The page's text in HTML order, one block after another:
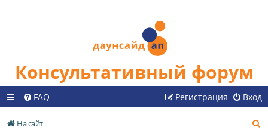
Консультативный форум
FAQ Вход
Регистрация
На сайт